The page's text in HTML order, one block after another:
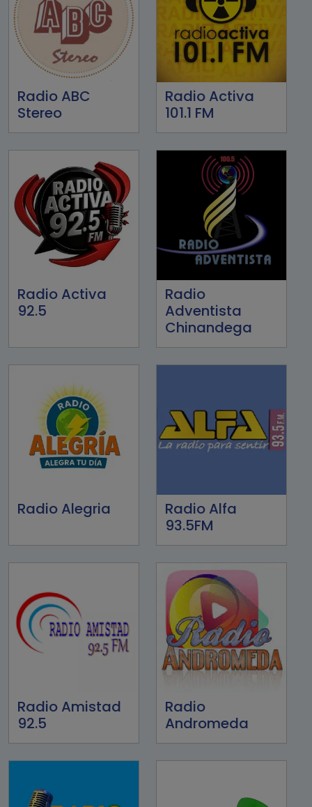
Radio ABC
Stereo
Radio Activa
101.1 FM
Radio Activa
92.5
Radio
Adventista
Chinandega
Radio Alegria
Radio Alfa
93.5FM
Radio Amistad
92.5
Radio
Andromeda